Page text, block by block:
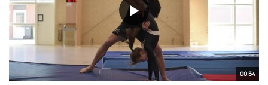
00:54